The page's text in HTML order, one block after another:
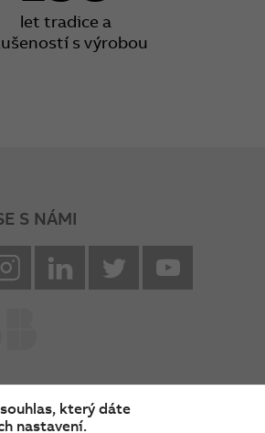
let tradice a
s výrobou
S NÁMI
instagramLinkedin twitter
který dáte
nastavení.